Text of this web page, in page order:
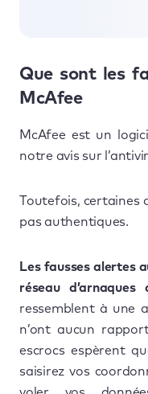
Que sont les
McAfee
McAfee est un
notre avis sur
Toutefois, certaines
pas authentiques.
Les fausses alertes
réseau
ressemblent à une
n’ont aucun
escrocs espèrent
saisirez vos